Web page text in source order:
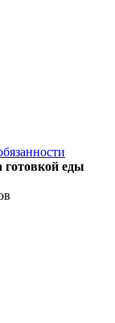
готовкой еды